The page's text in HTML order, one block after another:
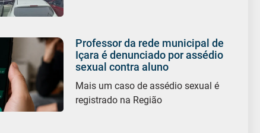
Professor da rede municipal de
Içara é denunciado por assédio
sexual contra aluno
Mais um caso de assédio sexual é
registrado na Região